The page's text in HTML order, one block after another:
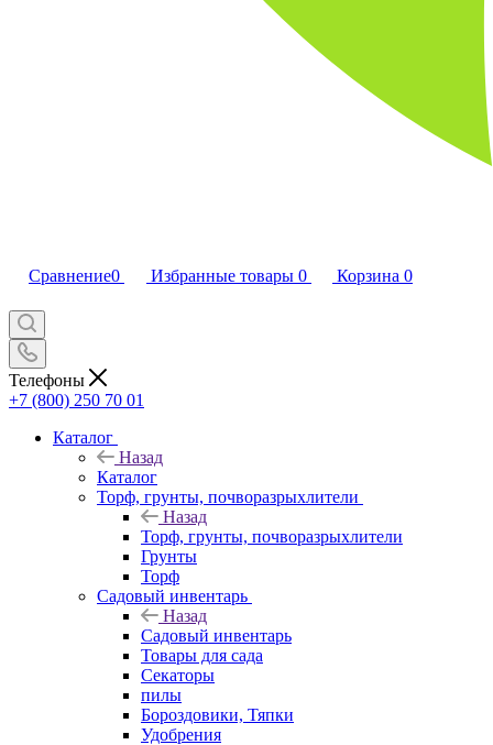
Сравнение0 Избранные товары 0 Корзина 0
Телефоны
+7 (800) 250 70 01
Каталог
Назад
Каталог
Торф, грунты, почворазрыхлители
Назад
Торф, грунты, почворазрыхлители
Грунты
Торф
Садовый инвентарь
Назад
Садовый инвентарь
Товары для сада
Секаторы
пилы
Бороздовики, Тяпки
Удобрения